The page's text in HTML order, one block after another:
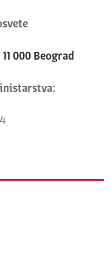
000 Beograd